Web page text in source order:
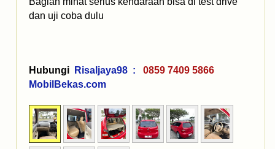
dan uji coba dulu
Hubungi Risaljaya98 :
0859 7409 5866
MobilBekas.com